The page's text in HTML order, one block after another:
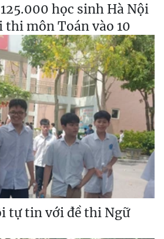
học sinh Hà Nội
môn Toán vào 10
tự tin với đề thi Ngữ